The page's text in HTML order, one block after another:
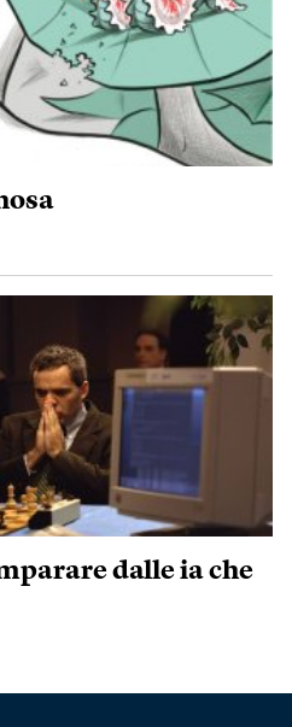
dalle ia che